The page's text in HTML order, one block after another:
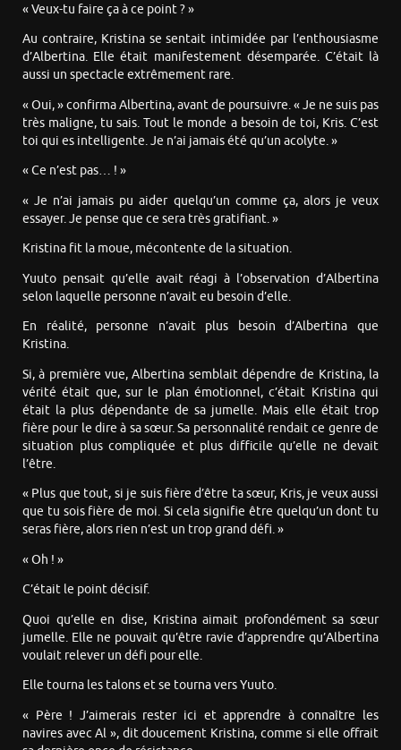
« Veux-tu faire ça à ce point ? »
Au contraire, Kristina se sentait intimidée par l’enthousiasme
d’Albertina. Elle était manifestement désemparée. C’était là
aussi un spectacle extrêmement rare.
« Oui, » confirma Albertina, avant de poursuivre. « Je ne suis pas
très maligne, tu sais. Tout le monde a besoin de toi, Kris. C’est
toi qui es intelligente. Je n’ai jamais été qu’un acolyte. »
« Ce n’est pas… ! »
« Je n’ai jamais pu aider quelqu’un comme ça, alors je veux
essayer. Je pense que ce sera très gratifiant. »
Kristina fit la moue, mécontente de la situation.
Yuuto pensait qu’elle avait réagi à l’observation d’Albertina
selon laquelle personne n’avait eu besoin d’elle.
En réalité, personne n’avait plus besoin d’Albertina que
Kristina.
Si, à première vue, Albertina semblait dépendre de Kristina, la
vérité était que, sur le plan émotionnel, c’était Kristina qui
était la plus dépendante de sa jumelle. Mais elle était trop
fière pour le dire à sa sœur. Sa personnalité rendait ce genre de
situation plus compliquée et plus difficile qu’elle ne devait
l’être.
« Plus que tout, si je suis fière d’être ta sœur, Kris, je veux aussi
que tu sois fière de moi. Si cela signifie être quelqu’un dont tu
seras fière, alors rien n’est un trop grand défi. »
« Oh ! »
C’était le point décisif.
Quoi qu’elle en dise, Kristina aimait profondément sa sœur
jumelle. Elle ne pouvait qu’être ravie d’apprendre qu’Albertina
voulait relever un défi pour elle.
Elle tourna les talons et se tourna vers Yuuto.
« Père ! J’aimerais rester ici et apprendre à connaître les
navires avec Al », dit doucement Kristina, comme si elle offrait